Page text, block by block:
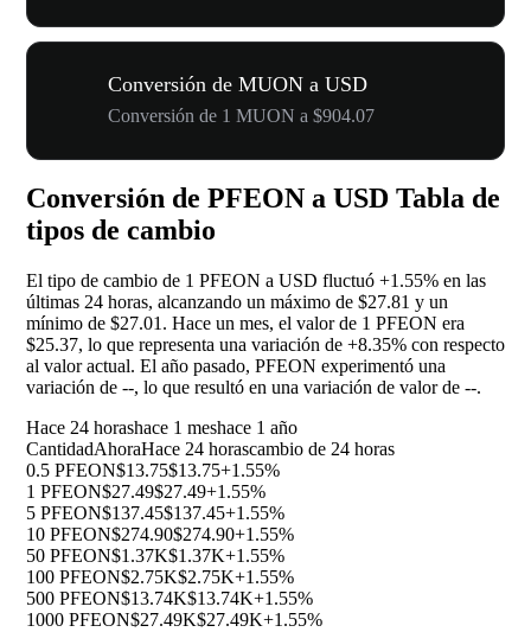
Conversión de MUON a USD
Conversión de 1 MUON a $904.07
Conversión de PFEON a USD Tabla de
tipos de cambio
El tipo de cambio de 1 PFEON a USD fluctuó +1.55% en las
últimas 24 horas, alcanzando un máximo de $27.81 y un
mínimo de $27.01. Hace un mes, el valor de 1 PFEON era
$25.37, lo que representa una variación de +8.35% con respecto
al valor actual. El año pasado, PFEON experimentó una
variación de --, lo que resultó en una variación de valor de --.
Hace 24 horashace 1 meshace 1 año
CantidadAhoraHace 24 horascambio de 24 horas
0.5 PFEON$13.75$13.75+1.55%
1 PFEON$27.49$27.49+1.55%
5 PFEON$137.45$137.45+1.55%
10 PFEON$274.90$274.90+1.55%
50 PFEON$1.37K$1.37K+1.55%
100 PFEON$2.75K$2.75K+1.55%
500 PFEON$13.74K$13.74K+1.55%
1000 PFEON$27.49K$27.49K+1.55%